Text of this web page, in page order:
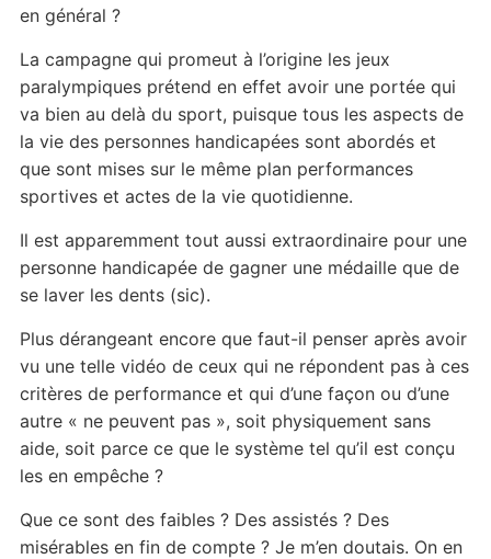
en général ?
La campagne qui promeut à l’origine les jeux
paralympiques prétend en effet avoir une portée qui
va bien au delà du sport, puisque tous les aspects de
la vie des personnes handicapées sont abordés et
que sont mises sur le même plan performances
sportives et actes de la vie quotidienne.
Il est apparemment tout aussi extraordinaire pour une
personne handicapée de gagner une médaille que de
se laver les dents (sic).
Plus dérangeant encore que faut-il penser après avoir
vu une telle vidéo de ceux qui ne répondent pas à ces
critères de performance et qui d’une façon ou d’une
autre « ne peuvent pas », soit physiquement sans
aide, soit parce ce que le système tel qu’il est conçu
les en empêche ?
Que ce sont des faibles ? Des assistés ? Des
misérables en fin de compte ? Je m’en doutais. On en